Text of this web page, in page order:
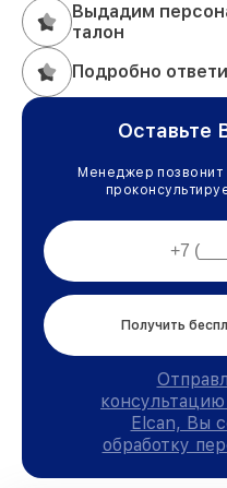
Выдадим
талон
Подробно
Оставьте
Менеджер позвонит
Получить
Elcan, Вы
обработку